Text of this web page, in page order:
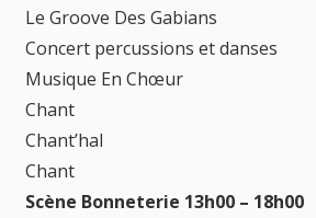
Le Groove Des Gabians
Concert percussions et danses
Musique En Chœur
Chant
Chant’hal
Chant
Scène Bonneterie 13h00 – 18h00